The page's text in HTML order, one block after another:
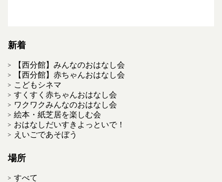
新着
【西分館】みんなのおはなし会
【西分館】赤ちゃんおはなし会
こどもシネマ
すくすく赤ちゃんおはなし会
ワクワクみんなのおはなし会
絵本・紙芝居を楽しむ会
おはなしだいすきよっといで！
えいごであそぼう
場所
すべて